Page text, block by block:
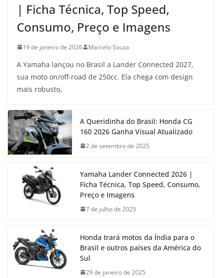
| Ficha Técnica, Top Speed,
Consumo, Preço e Imagens
19 de janeiro de 2026 Marcelo Souza
A Yamaha lançou no Brasil a Lander Connected 2027,
sua moto on/off-road de 250cc. Ela chega com design
mais robusto,
A Queridinha do Brasil: Honda CG
160 2026 Ganha Visual Atualizado
2 de setembro de 2025
Yamaha Lander Connected 2026 |
Ficha Técnica, Top Speed, Consumo,
Preço e Imagens
7 de julho de 2025
Honda trará motos da Índia para o
Brasil e outros países da América do
Sul
29 de janeiro de 2025